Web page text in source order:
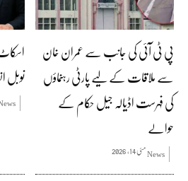
پی ٹی آئی کی جانب سے عمران خان
سے ملاقات کے لیے پارٹی رہنماؤں
کی فہرست اڈیالہ جیل حکام کے
حوالے
Newsمئی 14, 2026
نوبل